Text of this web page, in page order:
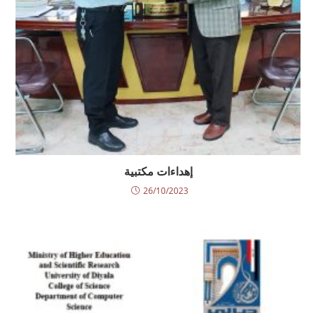
إهداءات مكتبية
26/10/2023